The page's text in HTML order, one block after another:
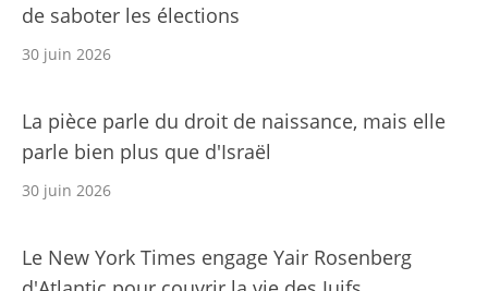
de saboter les élections
30 juin 2026
La pièce parle du droit de naissance, mais elle
parle bien plus que d'Israël
30 juin 2026
Le New York Times engage Yair Rosenberg